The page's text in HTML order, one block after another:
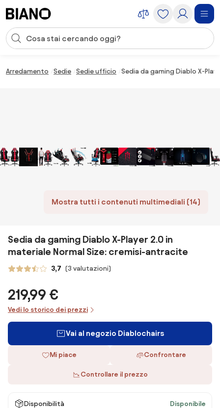
Input della ricerca
Arredamento Sedie Sedie ufficio Sedia da gaming Diablo X-
Mostra tutti i contenuti multimediali (14)
Sedia da gaming Diablo X-Player 2.0 in
materiale Normal Size: cremisi-antracite
3,7 (3 valutazioni)
219,99 €
Vedi lo storico dei prezzi
Vai al negozio Diablochairs
Mi piace Confrontare
Controllare il prezzo
Disponibilità Disponibile